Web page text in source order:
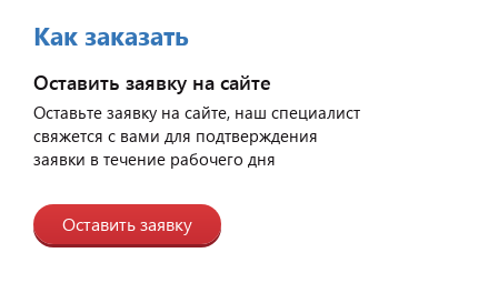
Как заказать
Оставить заявку на сайте
Оставьте заявку на сайте, наш специалист
свяжется с вами для подтверждения
заявки в течение рабочего дня
Оставить заявку